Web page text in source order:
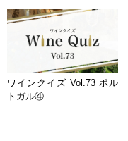
ワインクイズ Vol.73 ポル
トガル④